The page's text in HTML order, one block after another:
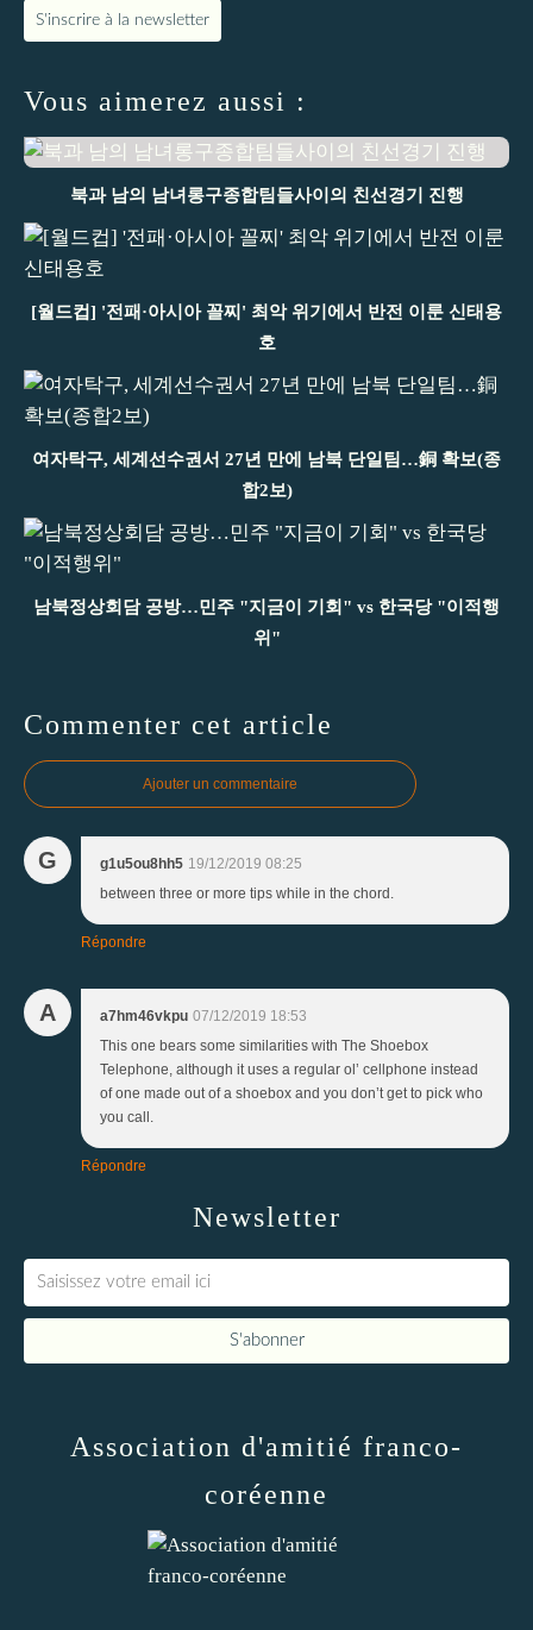
S'inscrire à la newsletter
Vous aimerez aussi :
북과 남의 남녀롱구종합팀들사이의 친선경기 진행
[월드컵] '전패·아시아 꼴찌' 최악 위기에서 반전 이룬 신태용
호
여자탁구, 세계선수권서 27년 만에 남북 단일팀…銅 확보(종
합2보)
남북정상회담 공방…민주 "지금이 기회" vs 한국당 "이적행
위"
Commenter cet article
Ajouter un commentaire
G g1u5ou8hh5 19/12/2019 08:25
between three or more tips while in the chord.
Répondre
A a7hm46vkpu 07/12/2019 18:53
This one bears some similarities with The Shoebox
Telephone, although it uses a regular ol’ cellphone instead
of one made out of a shoebox and you don’t get to pick who
you call.
Répondre
Newsletter
Association d'amitié franco-
coréenne